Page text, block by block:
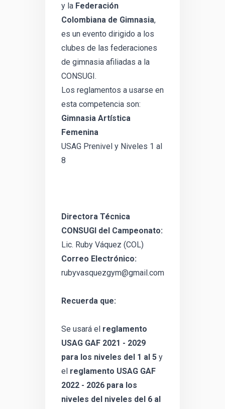
y la Federación
Colombiana de Gimnasia,
es un evento dirigido a los
clubes de las federaciones
de gimnasia afiliadas a la
CONSUGI.
Los reglamentos a usarse en
esta competencia son:
Gimnasia Artística
Femenina
USAG Prenivel y Niveles 1 al
8
Directora Técnica
CONSUGI del Campeonato:
Lic. Ruby Váquez (COL)
Correo Electrónico:
rubyvasquezgym@gmail.com
Recuerda que:
Se usará el reglamento
USAG GAF 2021 - 2029
para los niveles del 1 al 5 y
el reglamento USAG GAF
2022 - 2026 para los
niveles del niveles del 6 al